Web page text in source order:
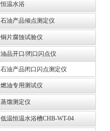
恒温水浴
石油产品倾点测定仪
铜片腐蚀试验仪
油品开口/闭口闪点仪
石油产品闭口闪点测定仪
燃油专用测试仪
蒸馏测定仪
低温恒温水浴槽CHB-WT-04